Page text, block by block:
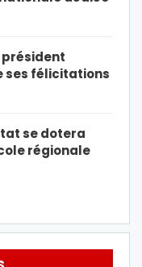
président
ses félicitations
se dotera
régionale